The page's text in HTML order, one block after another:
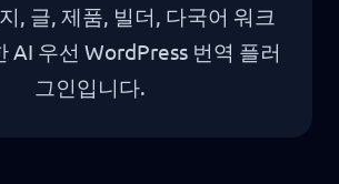
, 글, 제품, 빌더, 다국어 워크
AI 우선 WordPress 번역 플러
그인입니다.